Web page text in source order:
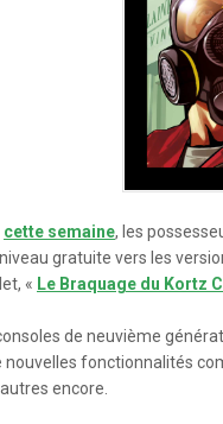
cette semaine, les
gratuite vers les
« Le Braquage du Kortz
de neuvième
nouvelles fonctionnalités
encore.